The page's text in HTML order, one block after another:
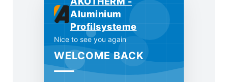
Aluminium
Profilsysteme
Nice to see you again
WELCOME BACK